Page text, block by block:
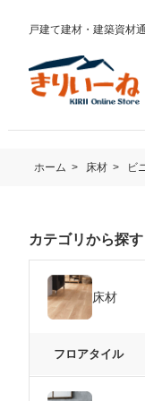
戸建て建材・建築資材
ホーム > 床材 > ビ
カテゴリから探す
床材
フロアタイル